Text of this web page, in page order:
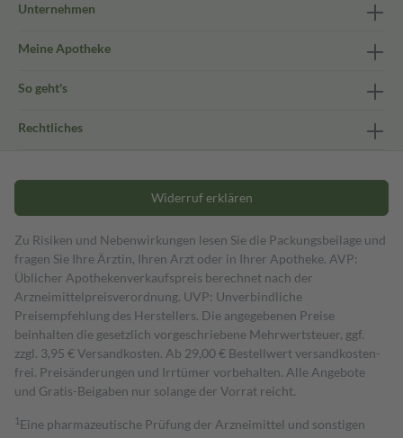
Unternehmen
Meine Apotheke
So geht's
Rechtliches
Widerruf erklären
Zu Risiken und Nebenwirkungen lesen Sie die Packungsbeilage und
fragen Sie Ihre Ärztin, Ihren Arzt oder in Ihrer Apotheke. AVP:
Üblicher Apothekenverkaufspreis berechnet nach der
Arzneimittelpreisverordnung. UVP: Unverbindliche
Preisempfehlung des Herstellers. Die angegebenen Preise
beinhalten die gesetzlich vorgeschriebene Mehrwertsteuer, ggf.
zzgl. 3,95 € Versandkosten. Ab 29,00 € Bestell­wert versand­kosten­
frei. Preisänderungen und Irrtümer vorbehalten. Alle Angebote
und Gratis-Beigaben nur solange der Vorrat reicht.
1 Eine pharmazeutische Prüfung der Arzneimittel und sonstigen